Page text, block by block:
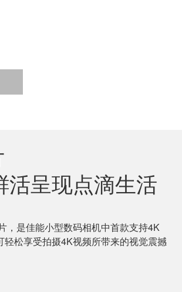
活呈现点滴生活
，是佳能小型数码相机中首款支持4K
轻松享受拍摄4K视频所带来的视觉震撼